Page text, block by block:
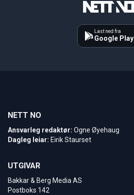
Last ned fra
Google Play
NETT NO
Ansvarleg redaktør: Ogne Øyehaug
Dagleg leiar: Eirik Staurset
UTGIVAR
Bakkar & Berg Media AS
Postboks 142